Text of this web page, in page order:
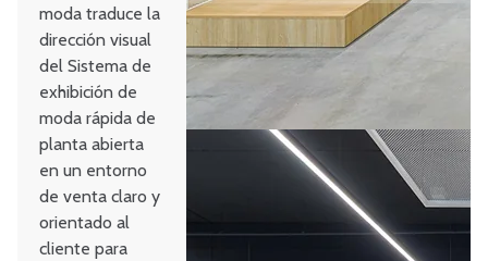
moda traduce la
dirección visual
del Sistema de
exhibición de
moda rápida de
planta abierta
en un entorno
de venta claro y
orientado al
cliente para